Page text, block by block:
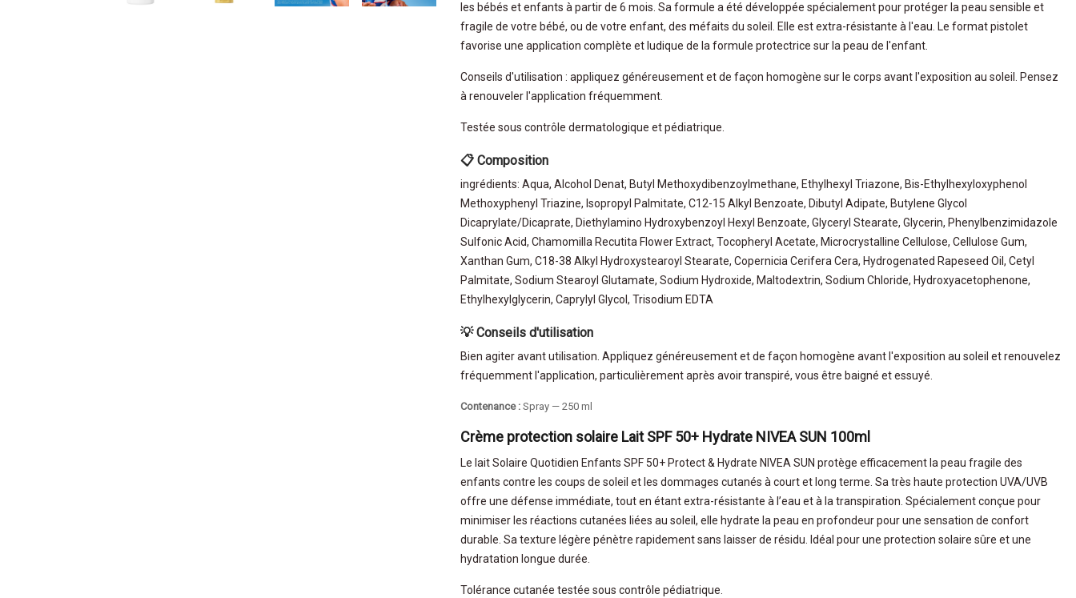
les bébés et enfants à partir de 6 mois. Sa formule a été développée spécialement pour protéger la peau sensible et
fragile de votre bébé, ou de votre enfant, des méfaits du soleil. Elle est extra-résistante à l'eau. Le format pistolet
favorise une application complète et ludique de la formule protectrice sur la peau de l'enfant.
Conseils d'utilisation : appliquez généreusement et de façon homogène sur le corps avant l'exposition au soleil. Pensez
à renouveler l'application fréquemment.
Testée sous contrôle dermatologique et pédiatrique.
📋 Composition
ingrédients: Aqua, Alcohol Denat, Butyl Methoxydibenzoylmethane, Ethylhexyl Triazone, Bis-Ethylhexyloxyphenol
Methoxyphenyl Triazine, Isopropyl Palmitate, C12-15 Alkyl Benzoate, Dibutyl Adipate, Butylene Glycol
Dicaprylate/Dicaprate, Diethylamino Hydroxybenzoyl Hexyl Benzoate, Glyceryl Stearate, Glycerin, Phenylbenzimidazole
Sulfonic Acid, Chamomilla Recutita Flower Extract, Tocopheryl Acetate, Microcrystalline Cellulose, Cellulose Gum,
Xanthan Gum, C18-38 Alkyl Hydroxystearoyl Stearate, Copernicia Cerifera Cera, Hydrogenated Rapeseed Oil, Cetyl
Palmitate, Sodium Stearoyl Glutamate, Sodium Hydroxide, Maltodextrin, Sodium Chloride, Hydroxyacetophenone,
Ethylhexylglycerin, Caprylyl Glycol, Trisodium EDTA
💡 Conseils d'utilisation
Bien agiter avant utilisation. Appliquez généreusement et de façon homogène avant l'exposition au soleil et renouvelez
fréquemment l'application, particulièrement après avoir transpiré, vous être baigné et essuyé.
Contenance : Spray — 250 ml
Crème protection solaire Lait SPF 50+ Hydrate NIVEA SUN 100ml
Le lait Solaire Quotidien Enfants SPF 50+ Protect & Hydrate NIVEA SUN protège efficacement la peau fragile des
enfants contre les coups de soleil et les dommages cutanés à court et long terme. Sa très haute protection UVA/UVB
offre une défense immédiate, tout en étant extra-résistante à l’eau et à la transpiration. Spécialement conçue pour
minimiser les réactions cutanées liées au soleil, elle hydrate la peau en profondeur pour une sensation de confort
durable. Sa texture légère pénètre rapidement sans laisser de résidu. Idéal pour une protection solaire sûre et une
hydratation longue durée.
Tolérance cutanée testée sous contrôle pédiatrique.